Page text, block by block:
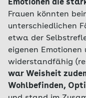
Emotionen die
Frauen könnten
unterschiedlichen
etwa der
eigenen Emotionen
widerstandfähig
war Weisheit
Wohlbefinden,